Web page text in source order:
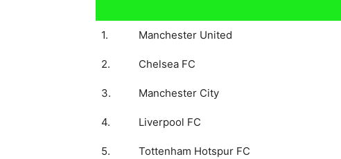
1. Manchester United
2. Chelsea FC
3. Manchester City
4. Liverpool FC
5. Tottenham Hotspur FC